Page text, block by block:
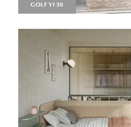
GOLF Y130